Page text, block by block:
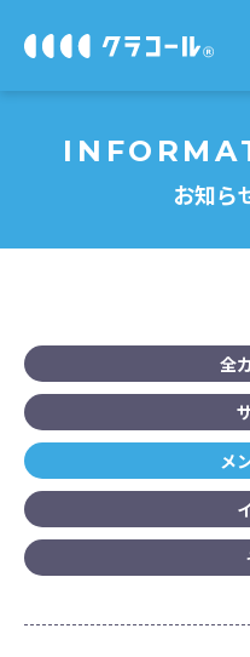
お知ら
全
メ